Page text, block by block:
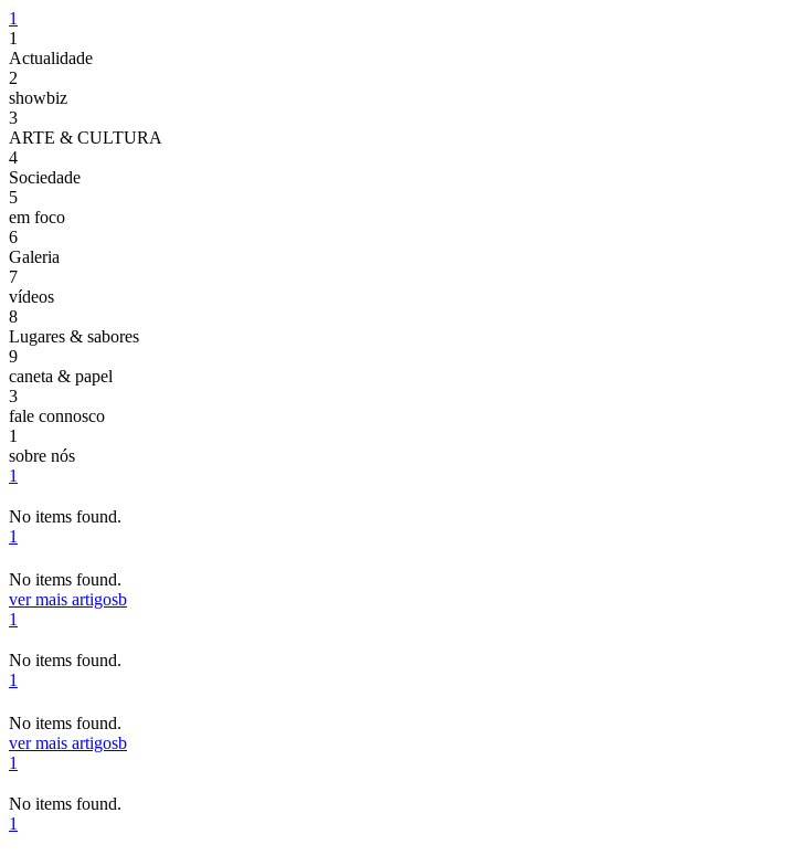
1
1
Actualidade
2
showbiz
3
ARTE & CULTURA
4
Sociedade
5
em foco
6
Galeria
7
vídeos
8
Lugares & sabores
9
caneta & papel
3
fale connosco
1
sobre nós
1
No items found.
1
No items found.
ver mais artigosb
1
No items found.
1
No items found.
ver mais artigosb
1
No items found.
1